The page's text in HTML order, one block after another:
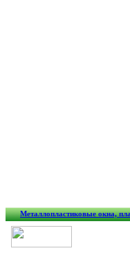
Металлопластиковые окна,